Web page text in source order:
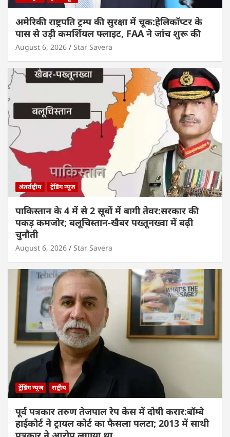
अमेरिकी राष्ट्रपति ट्रम्प की सुरक्षा में चूक:हेलिकॉप्टर के
पास से उड़ी कमर्शियल फ्लाइट, FAA ने जांच शुरू की
August 6, 2026 Star Savera
अंतर्राष्ट्रीय ट्रेंडिंग न्यूज
पाकिस्तान के 4 में से 2 सूबों में बागी तेवर:सरकार की
पकड़ कमजोर; बलूचिस्तान-खैबर पख्तूनख्वा में बढ़ी
चुनौती
August 6, 2026 Star Savera
ट्रेंडिंग न्यूज राष्ट्रीय
पूर्व पत्रकार तरुण तेजपाल रेप केस में दोषी करार:बॉम्बे
हाईकोर्ट ने ट्रायल कोर्ट का फैसला पलटा; 2013 में साथी